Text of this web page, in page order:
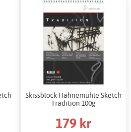
Skissblock Hahnemühle Sketch
Tradition 100g
179 kr